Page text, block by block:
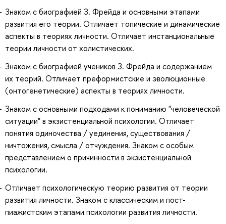
Знаком с биографией З. Фрейда и основными этапами
развития его теории. Отличает топические и динамические
аспекты в теориях личности. Отличает инстанциональные
теории личности от холистических.
Знаком с биографией учеников З. Фрейда и содержанием
их теорий. Отличает преформистские и эволюционные
(онтогенетические) аспекты в теориях личности.
Знаком с основными подходами к пониманию "человеческой
ситуации" в экзистенциальной психологии. Отличает
понятия одиночества / уединения, существования /
ничтожения, смысла / отчуждения. Знаком с особым
представлением о причинности в экзистенциальной
психологии.
Отличает психологическую теорию развития от теории
развития личности. Знаком с классическим и пост-
пиажистским этапами психологии развития личности.